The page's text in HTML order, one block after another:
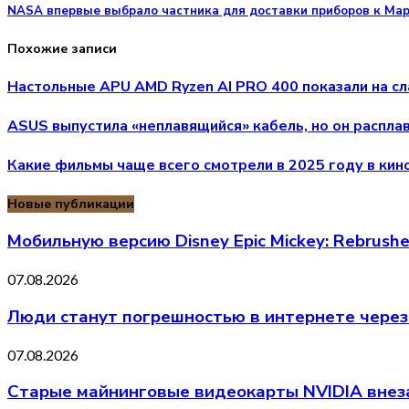
NASA впервые выбрало частника для доставки приборов к
Похожие записи
Настольные APU AMD Ryzen AI PRO 400 показали на
ASUS выпустила «неплавящийся» кабель, но он
Какие фильмы чаще всего смотрели в 2025 году в
Новые публикации
Мобильную версию Disney Epic Mickey:
07.08.2026
Люди станут погрешностью в интернете
07.08.2026
Старые майнинговые видеокарты NVIDIA